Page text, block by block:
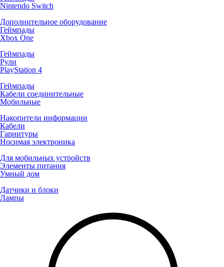
Nintendo Switch
Дополнительное оборудование
Геймпады
Xbox One
Геймпады
Рули
PlayStation 4
Геймпады
Кабели соединительные
Мобильные
Накопители информации
Кабели
Гарнитуры
Носимая электроника
Для мобильных устройств
Элементы питания
Умный дом
Датчики и блоки
Лампы